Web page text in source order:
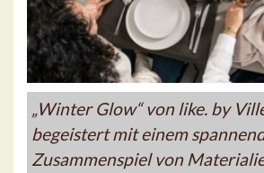
„Winter Glow“ von like. by
begeistert mit einem
Zusammenspiel von